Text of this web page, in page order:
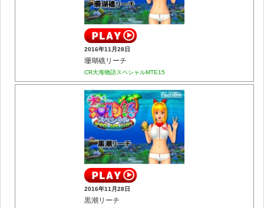
2016年11月28日
珊瑚礁リーチ
CR大海物語スペシャルMTE15
2016年11月28日
黒潮リーチ